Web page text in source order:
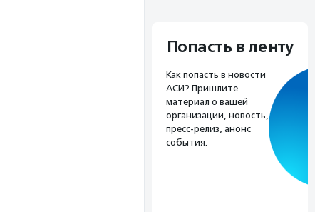
Попасть в ленту
Как попасть в новости
АСИ? Пришлите
материал о вашей
организации, новость,
пресс-релиз, анонс
события.